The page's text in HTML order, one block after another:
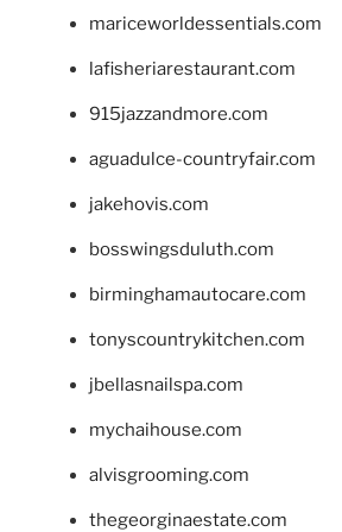
mariceworldessentials.com
lafisheriarestaurant.com
915jazzandmore.com
aguadulce-countryfair.com
jakehovis.com
bosswingsduluth.com
birminghamautocare.com
tonyscountrykitchen.com
jbellasnailspa.com
mychaihouse.com
alvisgrooming.com
thegeorginaestate.com